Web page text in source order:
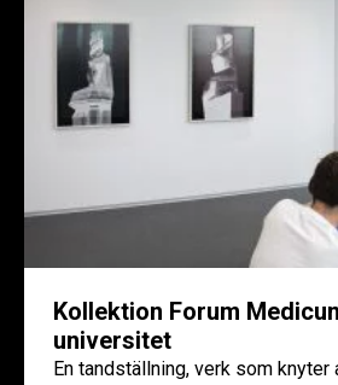
Kollektion Forum
universitet
En tandställning, verk som knyter